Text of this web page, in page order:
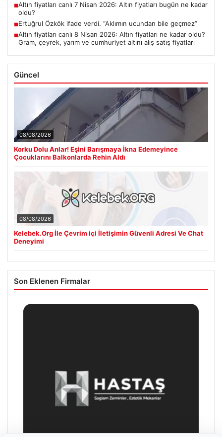
■Altın fiyatları canlı 7 Nisan 2026: Altın fiyatları bugün ne kadar
oldu?
■Ertuğrul Özkök ifade verdi. “Aklımın ucundan bile geçmez”
■Altın fiyatları canlı 8 Nisan 2026: Altın fiyatları ne kadar oldu?
Gram, çeyrek, yarım ve cumhuriyet altını alış satış fiyatları
Güncel
08/08/2026
Korku Dolu Anlar! Eşini Barışmaya İkna Edemeyince
Çocuklarını Balkonlarda Rehin Aldı
08/08/2026
Kelebek.Org İle Çevrim içi İletişimin Güvenli Adresi Ve Chat
Deneyimi
Son Eklenen Firmalar